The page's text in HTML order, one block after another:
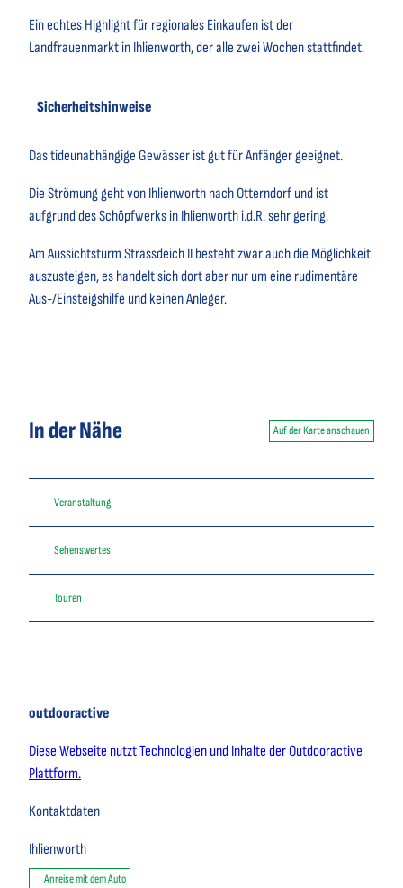
Ein echtes Highlight für regionales Einkaufen ist der
Landfrauenmarkt in Ihlienworth, der alle zwei Wochen stattfindet.
Sicherheitshinweise
Das tideunabhängige Gewässer ist gut für Anfänger geeignet.
Die Strömung geht von Ihlienworth nach Otterndorf und ist
aufgrund des Schöpfwerks in Ihlienworth i.d.R. sehr gering.
Am Aussichtsturm Strassdeich II besteht zwar auch die Möglichkeit
auszusteigen, es handelt sich dort aber nur um eine rudimentäre
Aus-/Einsteigshilfe und keinen Anleger.
In der Nähe Auf der Karte anschauen
Veranstaltung
Sehenswertes
Touren
outdooractive
Diese Webseite nutzt Technologien und Inhalte der Outdooractive
Plattform.
Kontaktdaten
Ihlienworth
Anreise mit dem Auto